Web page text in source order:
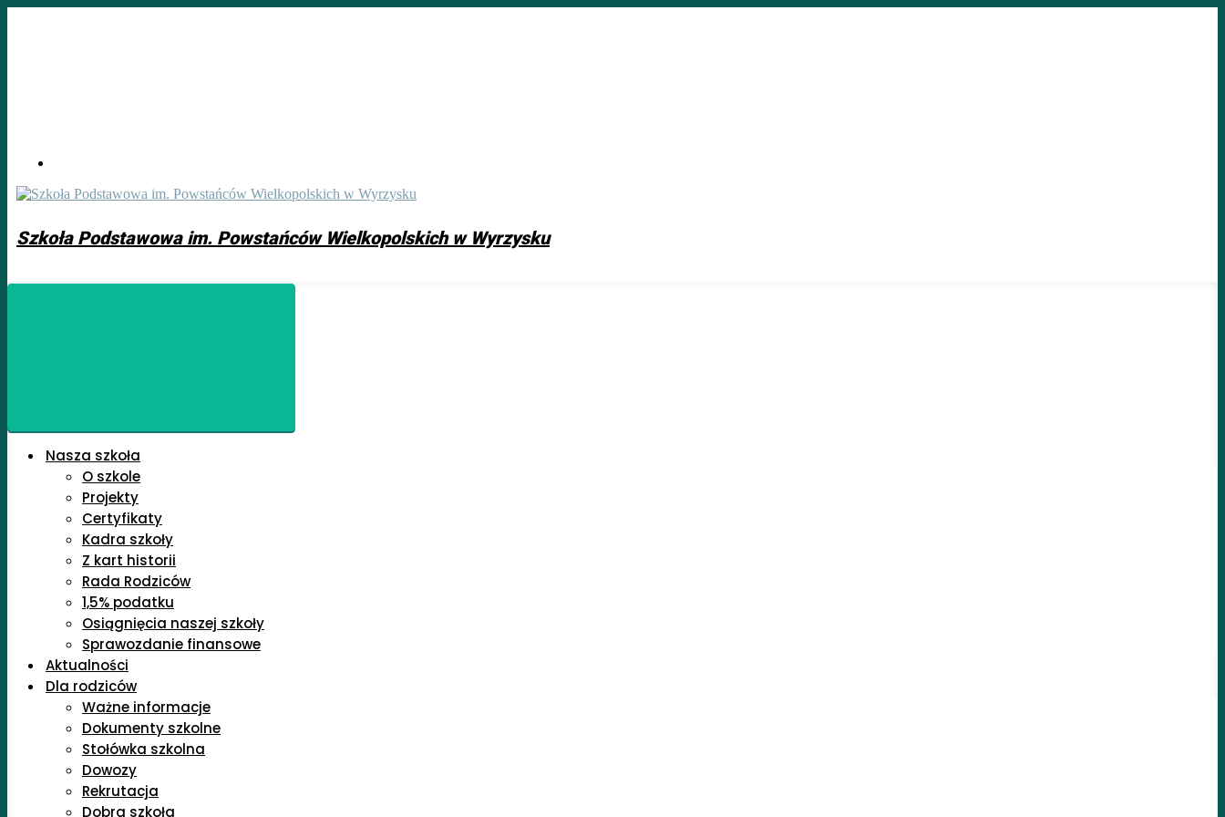
Szkoła Podstawowa im. Powstańców Wielkopolskich w Wyrzysku
Nasza szkoła
O szkole
Projekty
Certyfikaty
Kadra szkoły
Z kart historii
Rada Rodziców
1,5% podatku
Osiągnięcia naszej szkoły
Sprawozdanie finansowe
Aktualności
Dla rodziców
Ważne informacje
Dokumenty szkolne
Stołówka szkolna
Dowozy
Rekrutacja
Dobra szkoła